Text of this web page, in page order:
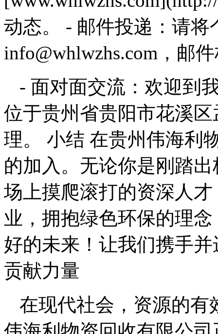
动态。 - 邮件投递：请
info@whlwzhs.com，邮
- 面对面交流：欢迎到
位于贵州省贵阳市花溪
理。 小结 在贵州伟海利
的加入。无论你是刚踏
场上摸爬滚打的资深人
业，拥抱绿色环保的理
好的未来！让我们携手
贡献力量
在现代社会，资源的有